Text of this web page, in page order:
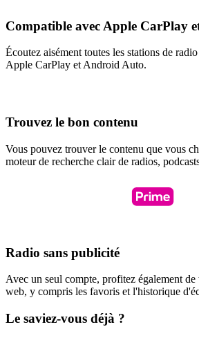
Compatible avec Apple CarPlay
Écoutez aisément toutes les stations de
Apple CarPlay et Android Auto.
Trouvez le bon contenu
Vous pouvez trouver le contenu que vous
moteur de recherche clair de radios,
Radio sans publicité
Avec un seul compte, profitez également de
web, y compris les favoris et l'historique
Le saviez-vous déjà ?